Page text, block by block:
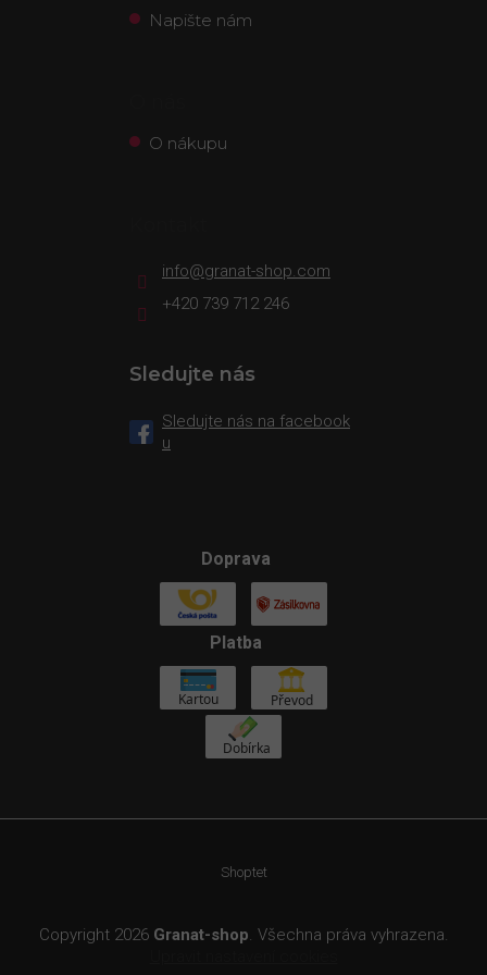
Napište nám
O nákupu
info@granat-shop.com
+420 739 712 246
Sledujte nás
Sledujte nás na facebook
u
Doprava
Platba
Shoptet
Copyright 2026 Granat-shop. Všechna práva vyhrazena.